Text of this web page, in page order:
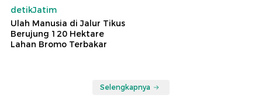
detikJatim
Ulah Manusia di Jalur Tikus
Berujung 120 Hektare
Lahan Bromo Terbakar
Selengkapnya